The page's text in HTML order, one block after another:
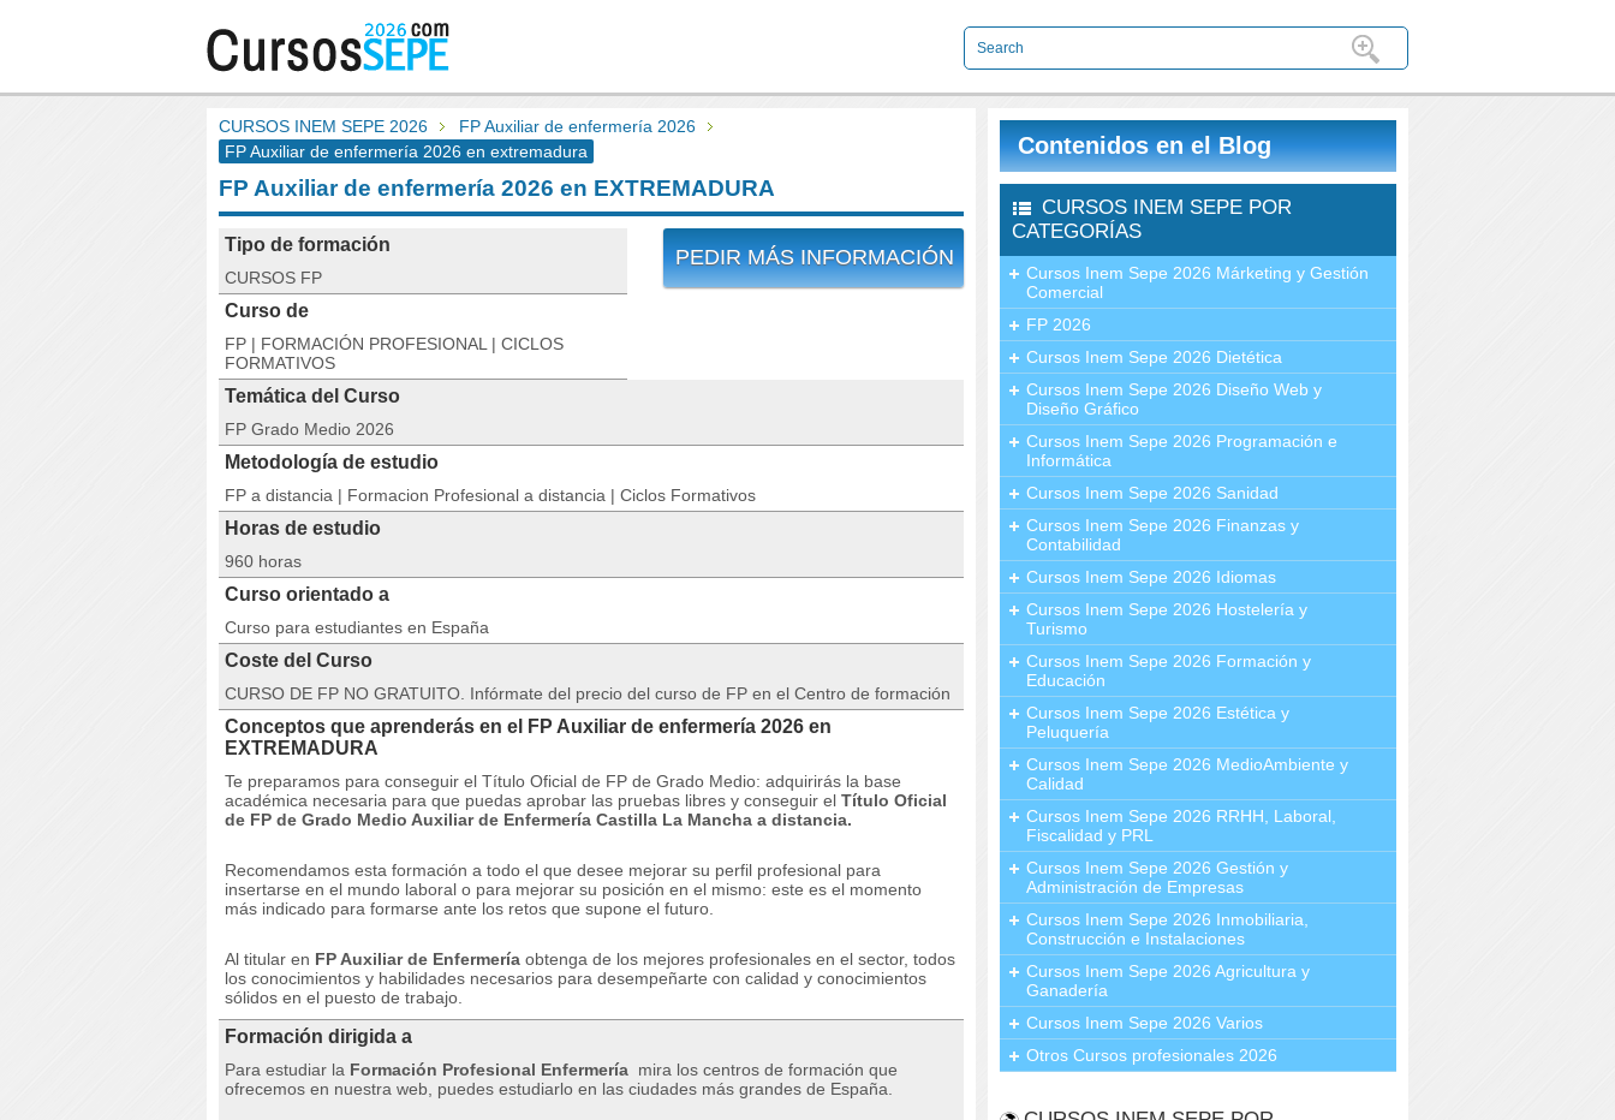
CURSOS INEM SEPE 2026
FP Auxiliar de enfermería 2026
FP Auxiliar de enfermería 2026 en extremadura
FP Auxiliar de enfermería 2026 en EXTREMADURA
PEDIR MÁS INFORMACIÓN
Tipo de formación
CURSOS FP
Curso de
FP | FORMACIÓN PROFESIONAL | CICLOS
FORMATIVOS
Temática del Curso
FP Grado Medio 2026
Metodología de estudio
FP a distancia | Formacion Profesional a distancia | Ciclos Formativos
Horas de estudio
960 horas
Curso orientado a
Curso para estudiantes en España
Coste del Curso
CURSO DE FP NO GRATUITO. Infórmate del precio del curso de FP en el Centro de formación
Conceptos que aprenderás en el FP Auxiliar de enfermería 2026 en
EXTREMADURA
Te preparamos para conseguir el Título Oficial de FP de Grado Medio: adquirirás la base
académica necesaria para que puedas aprobar las pruebas libres y conseguir el Título Oficial
de FP de Grado Medio Auxiliar de Enfermería Castilla La Mancha a distancia.
Recomendamos esta formación a todo el que desee mejorar su perfil profesional para
insertarse en el mundo laboral o para mejorar su posición en el mismo: este es el momento
más indicado para formarse ante los retos que supone el futuro.
Al titular en FP Auxiliar de Enfermería obtenga de los mejores profesionales en el sector, todos
los conocimientos y habilidades necesarios para desempeñarte con calidad y conocimientos
sólidos en el puesto de trabajo.
Formación dirigida a
Para estudiar la Formación Profesional Enfermería mira los centros de formación que
ofrecemos en nuestra web, puedes estudiarlo en las ciudades más grandes de España
Contenidos en el Blog
CURSOS INEM SEPE POR
CATEGORÍAS
Cursos Inem Sepe 2026 Márketing y Gestión
Comercial
FP 2026
Cursos Inem Sepe 2026 Dietética
Cursos Inem Sepe 2026 Diseño Web y
Diseño Gráfico
Cursos Inem Sepe 2026 Programación e
Informática
Cursos Inem Sepe 2026 Sanidad
Cursos Inem Sepe 2026 Finanzas y
Contabilidad
Cursos Inem Sepe 2026 Idiomas
Cursos Inem Sepe 2026 Hostelería y
Turismo
Cursos Inem Sepe 2026 Formación y
Educación
Cursos Inem Sepe 2026 Estética y
Peluquería
Cursos Inem Sepe 2026 MedioAmbiente y
Calidad
Cursos Inem Sepe 2026 RRHH, Laboral,
Fiscalidad y PRL
Cursos Inem Sepe 2026 Gestión y
Administración de Empresas
Cursos Inem Sepe 2026 Inmobiliaria,
Construcción e Instalaciones
Cursos Inem Sepe 2026 Agricultura y
Ganadería
Cursos Inem Sepe 2026 Varios
Otros Cursos profesionales 2026